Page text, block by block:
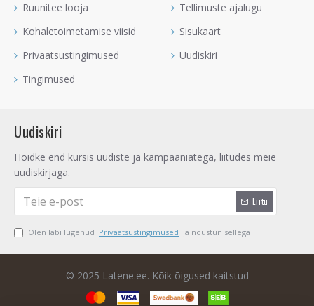
Ruunitee looja
Kohaletoimetamise viisid
Privaatsustingimused
Tingimused
Tellimuste ajalugu
Sisukaart
Uudiskiri
Uudiskiri
Hoidke end kursis uudiste ja kampaaniatega, liitudes meie
uudiskirjaga.
Liitu
Olen läbi lugenud Privaatsustingimused ja nõustun sellega
© 2025 Latene.ee. Kõik õigused kaitstud